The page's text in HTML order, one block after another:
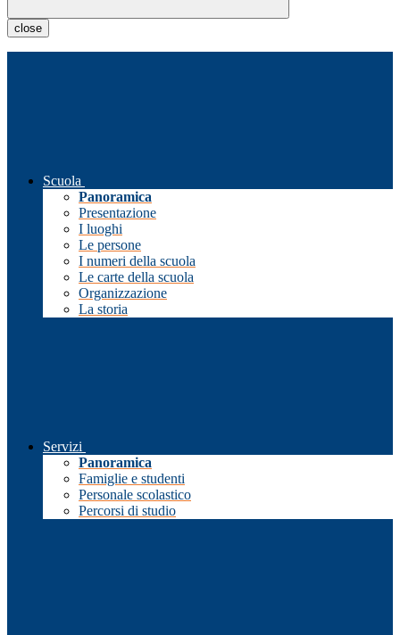
close
Scuola
Panoramica
Presentazione
I luoghi
Le persone
I numeri della scuola
Le carte della scuola
Organizzazione
La storia
Servizi
Panoramica
Famiglie e studenti
Personale scolastico
Percorsi di studio